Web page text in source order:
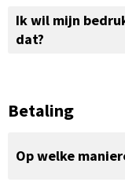
Ik wil mijn
dat?
Betaling
Op welke